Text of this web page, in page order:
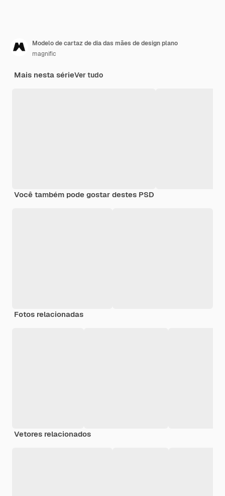
Modelo de cartaz de dia das mães de design plano
magnific
Mais nesta sérieVer tudo
Você também pode gostar destes PSD
Fotos relacionadas
Vetores relacionados